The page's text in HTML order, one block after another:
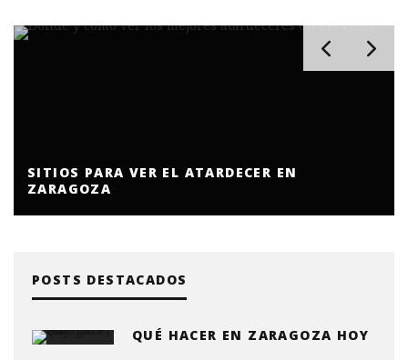
SITIOS PARA VER EL ATARDECER EN
ZARAGOZA
POSTS DESTACADOS
QUÉ HACER EN ZARAGOZA HOY